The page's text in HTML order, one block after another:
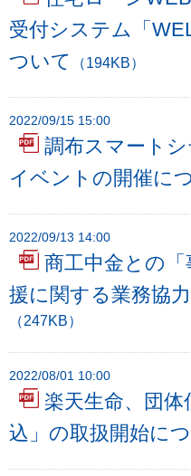
受付システム「
ついて
（194KB）
2022/09/15 15:00
調布スマート
イベントの開催に
2022/09/13 14:00
商工中金との
援に関する業務協
（247KB）
2022/08/01 10:00
楽天生命、団体
込」の取扱開始に